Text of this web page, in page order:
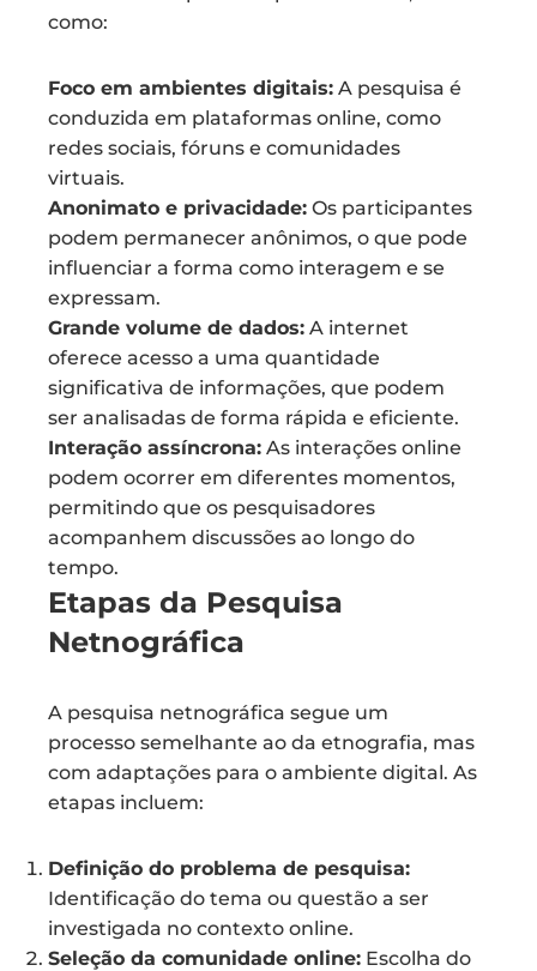
como:
Foco em ambientes digitais: A pesquisa é
conduzida em plataformas online, como
redes sociais, fóruns e comunidades
virtuais.
Anonimato e privacidade: Os participantes
podem permanecer anônimos, o que pode
influenciar a forma como interagem e se
expressam.
Grande volume de dados: A internet
oferece acesso a uma quantidade
significativa de informações, que podem
ser analisadas de forma rápida e eficiente.
Interação assíncrona: As interações online
podem ocorrer em diferentes momentos,
permitindo que os pesquisadores
acompanhem discussões ao longo do
tempo.
Etapas da Pesquisa
Netnográfica
A pesquisa netnográfica segue um
processo semelhante ao da etnografia, mas
com adaptações para o ambiente digital. As
etapas incluem:
Definição do problema de pesquisa:
Identificação do tema ou questão a ser
investigada no contexto online.
Seleção da comunidade online: Escolha do